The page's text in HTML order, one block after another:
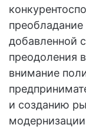
добавленной
преодоления
внимание
и созданию